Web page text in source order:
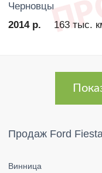
Черновцы
2014 р.
163 тыс.
Продаж Ford Fiesta
Винница